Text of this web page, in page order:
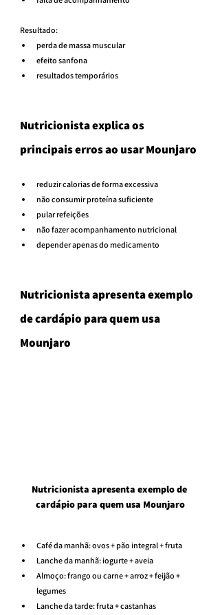
Resultado:
perda de massa muscular
efeito sanfona
resultados temporários
Nutricionista explica os
principais erros ao usar Mounjaro
reduzir calorias de forma excessiva
não consumir proteína suficiente
pular refeições
não fazer acompanhamento nutricional
depender apenas do medicamento
Nutricionista apresenta exemplo
de cardápio para quem usa
Mounjaro
Nutricionista apresenta exemplo de
cardápio para quem usa Mounjaro
Café da manhã: ovos + pão integral + fruta
Lanche da manhã: iogurte + aveia
Almoço: frango ou carne + arroz + feijão +
legumes
Lanche da tarde: fruta + castanhas